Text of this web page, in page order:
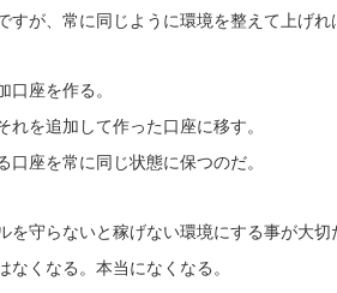
すが、常に同じように環境を整えて上げれ
口座を作る。
れを追加して作った口座に移す。
口座を常に同じ状態に保つのだ。
を守らないと稼げない環境にする事が大切
なくなる。本当になくなる。